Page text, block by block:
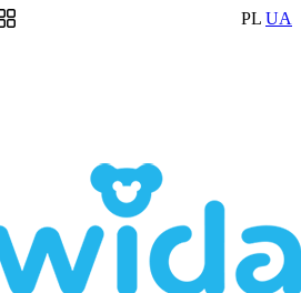
PL UA